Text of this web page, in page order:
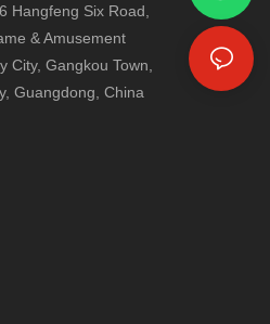
Hangfeng Six Road,
& Amusement
City, Gangkou Town,
Guangdong, China